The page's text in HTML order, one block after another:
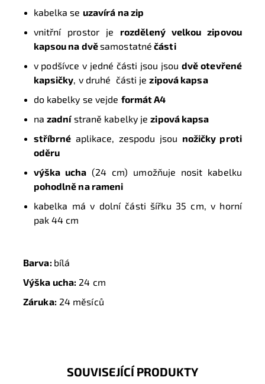
kabelka se uzavírá na zip
vnitřní prostor je rozdělený velkou zipovou
kapsou na dvěsamostatné části
v podšívce v jedné části jsou jsoudvě otevřené
kapsičky, v druhé části jezipová kapsa
do kabelky se vejde formát A4
na zadnístraně kabelky jezipová kapsa
stříbrné aplikace, zespodu jsou nožičky proti
oděru
výška ucha (24 cm) umožňuje nosit kabelku
pohodlně na rameni
kabelka má v dolní části šířku 35 cm, v horní
pak 44 cm
Barva: bílá
Výška ucha: 24 cm
Záruka:24 měsíců
SOUVISEJÍCÍ PRODUKTY